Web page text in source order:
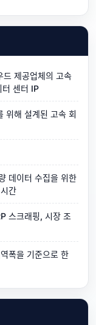
드 제공업체의 고속
센터 IP
위해 설계된 고속 회
데이터 수집을 위한
간
스크래핑, 시장 조
폭을 기준으로 한